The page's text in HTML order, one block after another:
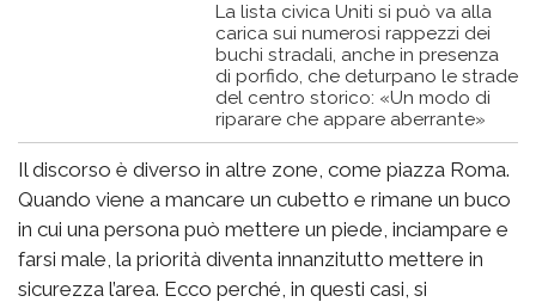
La lista civica Uniti si può va alla
carica sui numerosi rappezzi dei
buchi stradali, anche in presenza
di porfido, che deturpano le strade
del centro storico: «Un modo di
riparare che appare aberrante»
Il discorso è diverso in altre zone, come piazza Roma.
Quando viene a mancare un cubetto e rimane un buco
in cui una persona può mettere un piede, inciampare e
farsi male, la priorità diventa innanzitutto mettere in
sicurezza l’area. Ecco perché, in questi casi, si